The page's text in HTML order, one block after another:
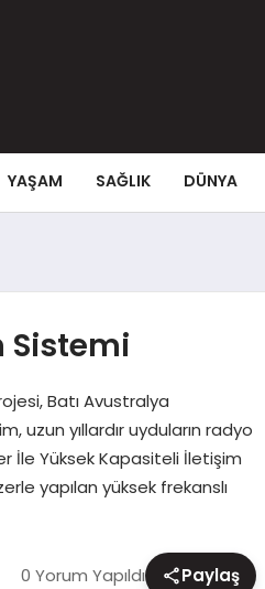
YAŞAM SAĞLIK DÜNYA
Sistemi
Batı Avustralya
uzun yıllardır uyduların radyo
İle Yüksek Kapasiteli İletişim
yapılan yüksek frekanslı
0 Yorum Yapıldı Paylaş